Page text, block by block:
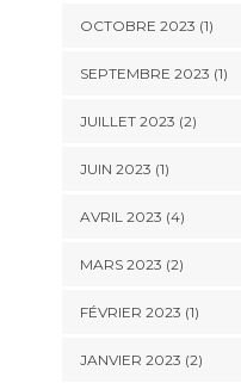
OCTOBRE 2023 (1)
SEPTEMBRE 2023 (1)
JUILLET 2023 (2)
JUIN 2023 (1)
AVRIL 2023 (4)
MARS 2023 (2)
FÉVRIER 2023 (1)
JANVIER 2023 (2)